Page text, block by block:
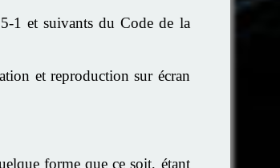
1 et suivants du Code de la
et reproduction sur écran
forme que ce soit, étant